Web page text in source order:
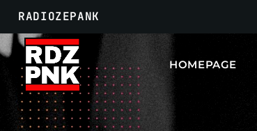
RADIOZEPANK
HOMEPAGE